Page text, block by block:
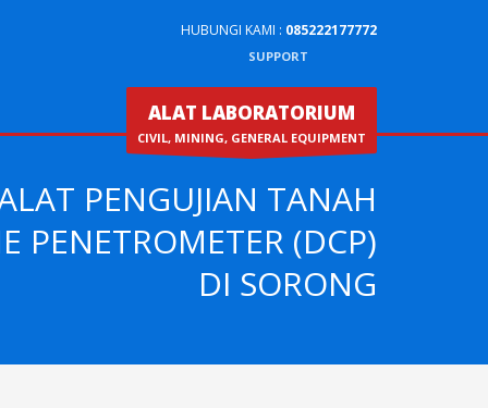
HUBUNGI KAMI : 085222177772
SUPPORT
ALAT LABORATORIUM
CIVIL, MINING, GENERAL EQUIPMENT
PENGUJIAN TANAH
PENETROMETER (DCP)
DI SORONG